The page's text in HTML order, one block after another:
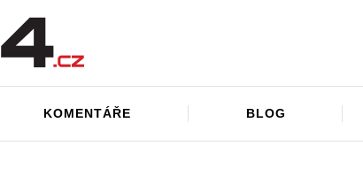
KOMENTÁŘE BLOG